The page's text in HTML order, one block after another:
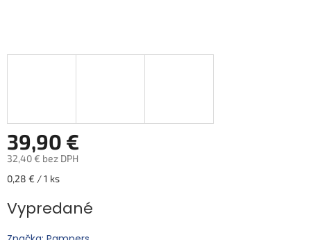
39,90 €
32,40 € bez DPH
Jednotková
0,28 € / 1 ks
Vypredané